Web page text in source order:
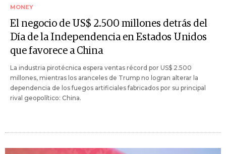
MONEY
El negocio de US$ 2.500 millones detrás del
Día de la Independencia en Estados Unidos
que favorece a China
La industria pirotécnica espera ventas récord por US$ 2.500
millones, mientras los aranceles de Trump no logran alterar la
dependencia de los fuegos artificiales fabricados por su principal
rival geopolítico: China.